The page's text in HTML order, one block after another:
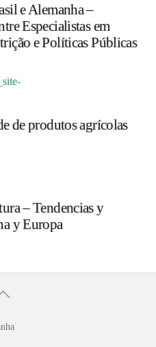
e Alemanha –
Especialistas em
e Políticas Públicas
de produtos agrícolas
– Tendencias y
y Europa
Back
Top